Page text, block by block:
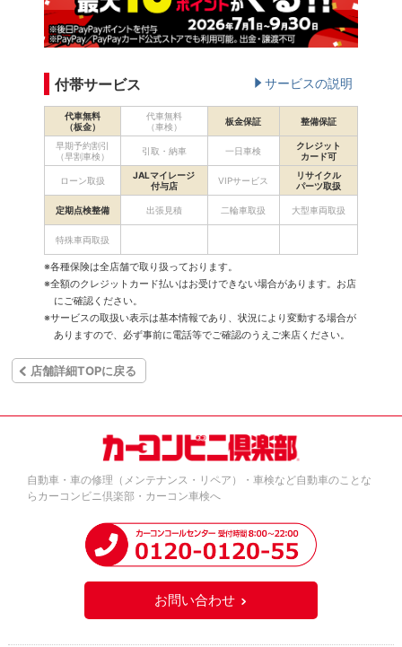
付帯サービス サービスの説明
代車無料
（板金）
代車無料
（車検）
板金保証 整備保証
早期予約割引
（早割車検）
引取・納車 一日車検
クレジット
カード可
ローン取扱
JALマイレージ
付与店
VIPサービス
リサイクル
パーツ取扱
定期点検整備 出張見積 二輪車取扱 大型車両取扱
特殊車両取扱
※各種保険は全店舗で取り扱っております。
※全額のクレジットカード払いはお受けできない場合があります。お店
にご確認ください。
※サービスの取扱い表示は基本情報であり、状況により変動する場合が
ありますので、必ず事前に電話等でご確認のうえご来店ください。
店舗詳細TOPに戻る
自動車・車の修理（メンテナンス・リペア）・車検など自動車のことな
らカーコンビニ倶楽部・カーコン車検へ
お問い合わせ